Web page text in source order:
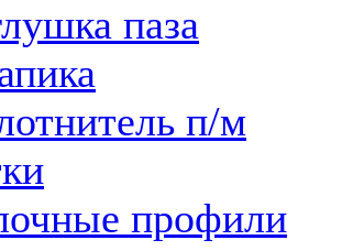
паза
п/м
профили